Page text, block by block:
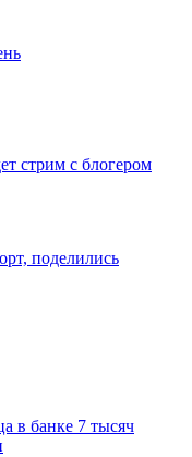
стрим с блогером
поделились
в банке 7 тысяч